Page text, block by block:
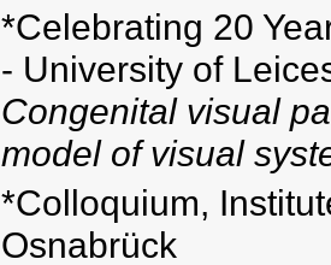
*Celebrating 20
- University of
Congenital visual
model of visual
*Colloquium,
Osnabrück